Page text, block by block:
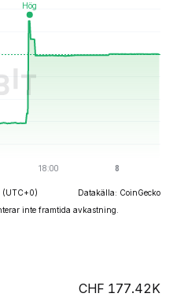
(UTC+0)
Datakälla: CoinGecko
inte framtida avkastning.
177.42K